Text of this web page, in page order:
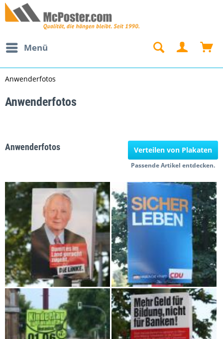
Menü
Anwenderfotos
Anwenderfotos
Verteilen von Plakaten
Passende Artikel entdecken.
Anwenderfotos